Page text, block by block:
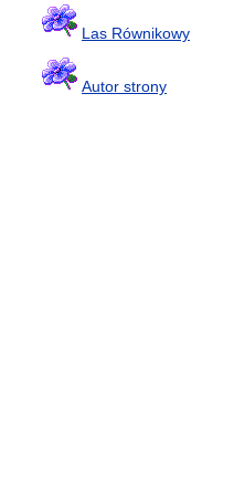
Las Równikowy
Autor strony